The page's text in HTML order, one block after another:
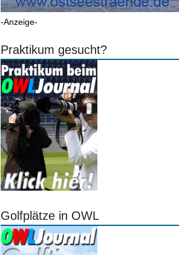
-Anzeige-
Praktikum gesucht?
Golfplätze in OWL